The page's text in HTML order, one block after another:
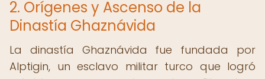
2. Orígenes y Ascenso de la
Dinastía Ghaznávida
La dinastía Ghaznávida fue fundada por
Alptigin, un esclavo militar turco que logró